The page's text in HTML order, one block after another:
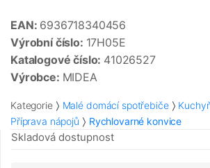
EAN: 6936718340456
Výrobní číslo: 17H05E
Katalogové číslo: 41026527
Výrobce: MIDEA
Kategorie Malé domácí spotřebiče
Příprava nápojů
Rychlovarné konvice
Skladová dostupnost